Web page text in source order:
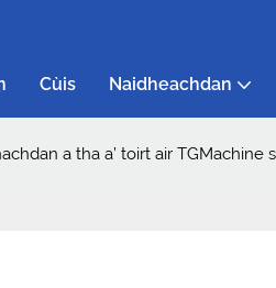
Cùis Naidheachdan
a tha a’ toirt air